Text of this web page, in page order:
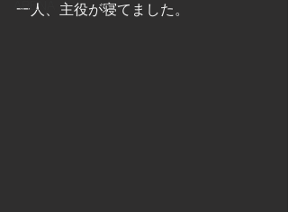
ARENA
一人、主役が寝てました。